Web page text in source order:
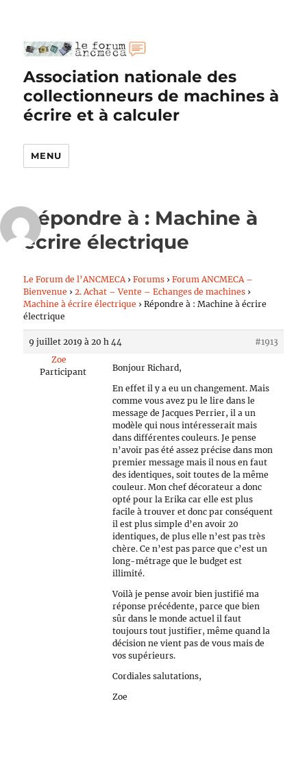
Association nationale des
collectionneurs de machines à
écrire et à calculer
MENU
Répondre à : Machine à
écrire électrique
Le Forum de l’ANCMECA › Forums › Forum ANCMECA –
Bienvenue › 2. Achat – Vente – Echanges de machines ›
Machine à écrire électrique › Répondre à : Machine à écrire
électrique
9 juillet 2019 à 20 h 44
#1913
Zoe
Participant
Bonjour Richard,
En effet il y a eu un changement. Mais
comme vous avez pu le lire dans le
message de Jacques Perrier, il a un
modèle qui nous intéresserait mais
dans différentes couleurs. Je pense
n’avoir pas été assez précise dans mon
premier message mais il nous en faut
des identiques, soit toutes de la même
couleur. Mon chef décorateur a donc
opté pour la Erika car elle est plus
facile à trouver et donc par conséquent
il est plus simple d’en avoir 20
identiques, de plus elle n’est pas très
chère. Ce n’est pas parce que c’est un
long-métrage que le budget est
illimité.
Voilà je pense avoir bien justifié ma
réponse précédente, parce que bien
sûr dans le monde actuel il faut
toujours tout justifier, même quand la
décision ne vient pas de vous mais de
vos supérieurs.
Cordiales salutations,
Zoe